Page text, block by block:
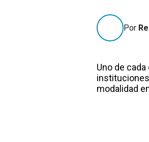
Por
Uno de
modalidad